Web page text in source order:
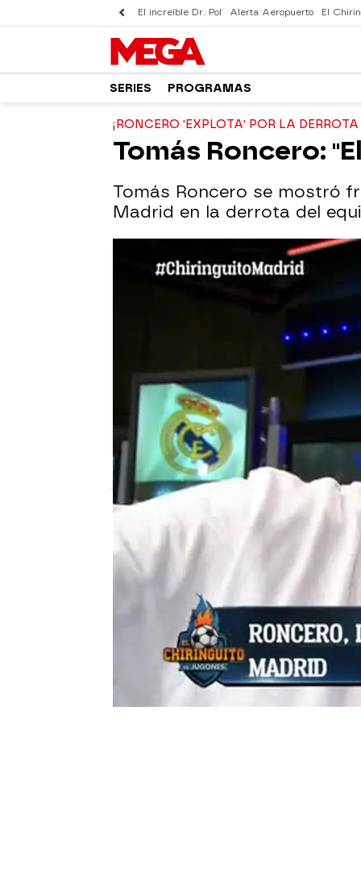
El increíble Dr. Pol Alerta Aeropuerto El
SERIES PROGRAMAS
¡RONCERO 'EXPLOTA' POR LA
Tomás Roncero:
Tomás Roncero se mostró
Madrid en la derrota del
mega
Madrid
Publicado: 28 de febrero de 2018, 01:49
Tomás Roncero el chiringuito